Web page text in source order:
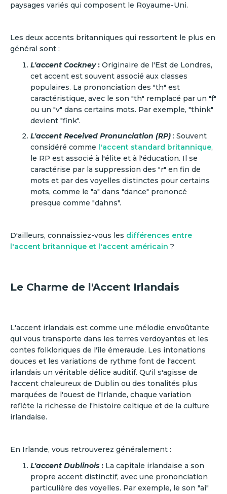
paysages variés qui composent le Royaume-Uni.
Les deux accents britanniques qui ressortent le plus en
général sont :
L'accent Cockney: Originaire de l'Est de Londres,
cet accent est souvent associé aux classes
populaires. La prononciation des "th" est
caractéristique, avec le son "th" remplacé par un "f"
ou un "v" dans certains mots. Par exemple, "think"
devient "fink".
L'accent Received Pronunciation (RP) : Souvent
considéré comme l'accent standard britannique,
le RP est associé à l'élite et à l'éducation. Il se
caractérise par la suppression des "r" en fin de
mots et par des voyelles distinctes pour certains
mots, comme le "a" dans "dance" prononcé
presque comme "dahns".
D'ailleurs, connaissiez-vous les différences entre
l'accent britannique et l'accent américain ?
Le Charme de l'Accent Irlandais
L'accent irlandais est comme une mélodie envoûtante
qui vous transporte dans les terres verdoyantes et les
contes folkloriques de l'île émeraude. Les intonations
douces et les variations de rythme font de l'accent
irlandais un véritable délice auditif. Qu'il s'agisse de
l'accent chaleureux de Dublin ou des tonalités plus
marquées de l'ouest de l'Irlande, chaque variation
reflète la richesse de l'histoire celtique et de la culture
irlandaise.
En Irlande, vous retrouverez généralement :
L'accent Dublinois : La capitale irlandaise a son
propre accent distinctif, avec une prononciation
particulière des voyelles. Par exemple, le son "ai"